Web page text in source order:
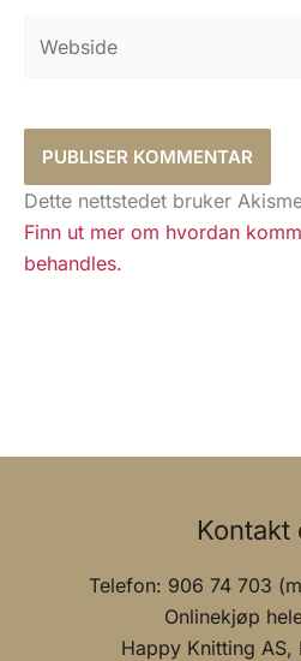
Dette nettstedet bruker
Finn ut mer om hvordan
behandles.
Kontakt
Telefon: 906 74 703
Onlinekjøp
Happy Knitting AS,